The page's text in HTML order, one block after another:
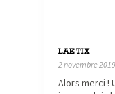
LAETIX
2 novembre
Alors merci !